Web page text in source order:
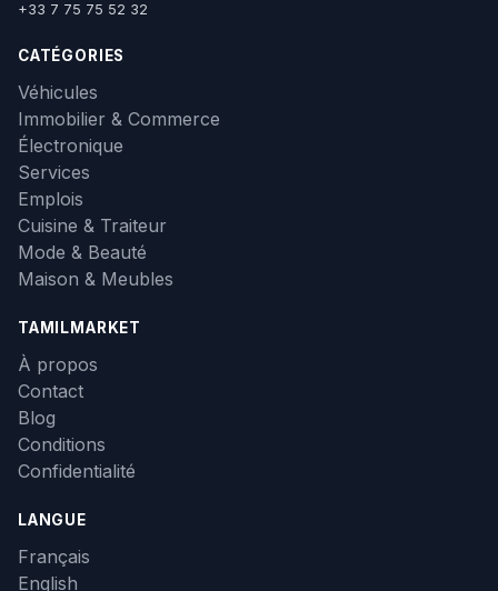
+33 7 75 75 52 32
CATÉGORIES
Véhicules
Immobilier & Commerce
Électronique
Services
Emplois
Cuisine & Traiteur
Mode & Beauté
Maison & Meubles
TAMILMARKET
À propos
Contact
Blog
Conditions
Confidentialité
LANGUE
Français
English